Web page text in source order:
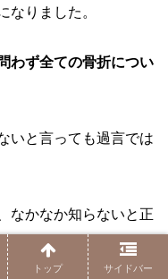
なりました。
わず全ての骨折につい
いと言っても過言では
なかなか知らないと正
トップ サイドバー